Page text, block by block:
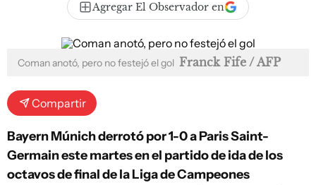
Agregar El Observador en
Coman anotó, pero no festejó el gol Franck Fife / AFP
Compartir
Bayern Múnich derrotó por 1-0 a Paris Saint-
Germain este martes en el partido de ida de los
octavos de final de la Liga de Campeones